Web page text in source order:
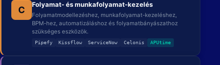
C Folyamat- és munkafolyamat-kezelés
Folyamatmodellezéshez, munkafolyamat-kezeléshez,
BPM-hez, automatizáláshoz és folyamatbányászathoz
szükséges eszközök.
Pipefy Kissflow ServiceNow Celonis APUtime